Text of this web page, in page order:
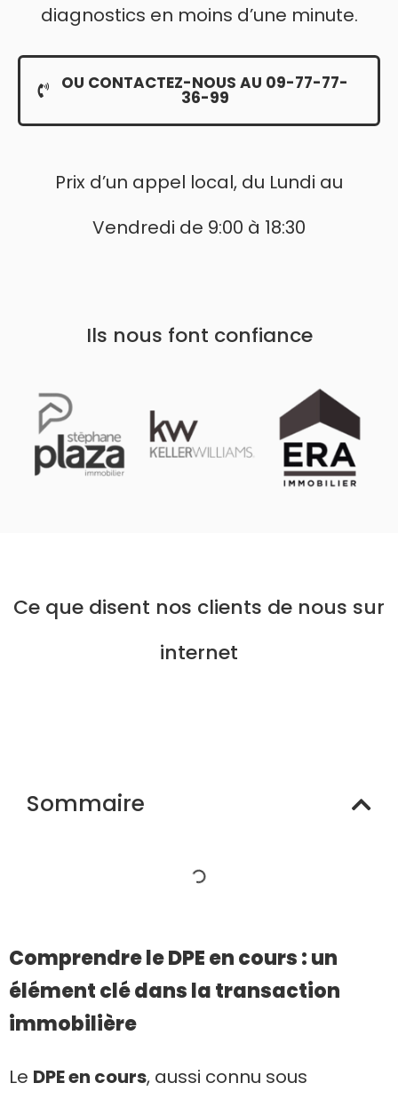
diagnostics en moins d’une minute.
OU CONTACTEZ-NOUS AU 09-77-77-
36-99
Prix d’un appel local, du Lundi au
Vendredi de 9:00 à 18:30
Ils nous font confiance
Ce que disent nos clients de nous sur
internet
Sommaire
Comprendre le DPE en cours : un
élément clé dans la transaction
immobilière
Le DPE en cours, aussi connu sous